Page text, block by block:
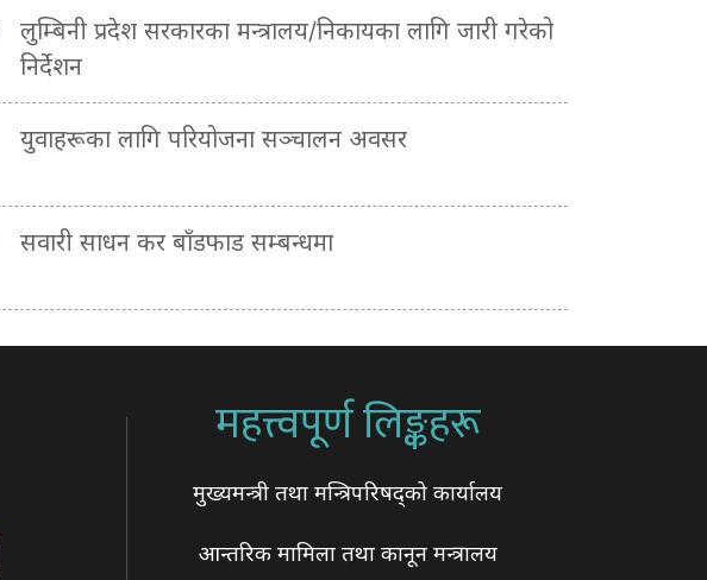
लुम्बिनी प्रदेश सरकारका मन्त्रालय/निकायका लागि जारी गरेको
निर्देशन
युवाहरूका लागि परियोजना सञ्चालन अवसर
सवारी साधन कर बाँडफाड सम्बन्धमा
महत्त्वपूर्ण लिङ्कहरू
मुख्यमन्त्री तथा मन्त्रिपरिषद्को कार्यालय
आन्तरिक मामिला तथा कानून मन्त्रालय